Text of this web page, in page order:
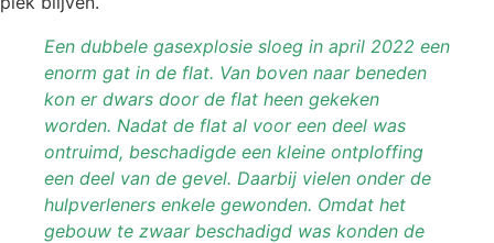
Een dubbele gasexplosie sloeg in april 2022 een
enorm gat in de flat. Van boven naar beneden
kon er dwars door de flat heen gekeken
worden. Nadat de flat al voor een deel was
ontruimd, beschadigde een kleine ontploffing
een deel van de gevel. Daarbij vielen onder de
hulpverleners enkele gewonden. Omdat het
gebouw te zwaar beschadigd was konden de